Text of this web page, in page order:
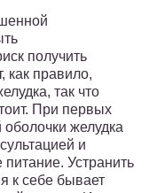
получить
как правило,
так что
При первых
желудка
и
Устранить
к себе бывает